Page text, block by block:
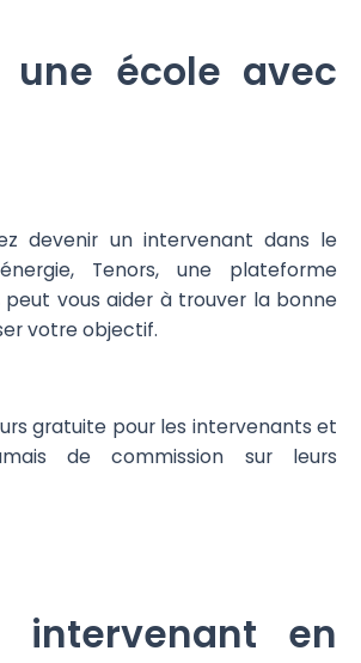
une école avec
devenir un intervenant dans le
Tenors, une plateforme
peut vous aider à trouver la bonne
votre objectif.
gratuite pour les intervenants et
de commission sur leurs
intervenant en